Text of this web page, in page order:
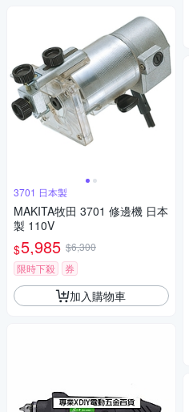
3701 日本製
MAKITA牧田 3701 修邊機 日本
製 110V
$5,985 $6,300
限時下殺
券
加入購物車